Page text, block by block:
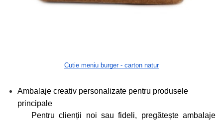
Cutie meniu burger - carton natur
Ambalaje creativ personalizate pentru produsele
principale
Pentru clienții noi sau fideli, pregătește ambalaje